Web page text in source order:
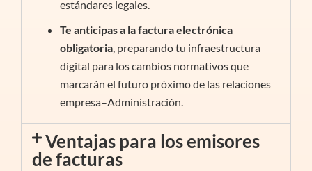
estándares legales.
Te anticipas a la factura electrónica
obligatoria , preparando tu infraestructura
digital para los cambios normativos que
marcarán el futuro próximo de las relaciones
empresa–Administración.
Ventajas para los emisores
de facturas